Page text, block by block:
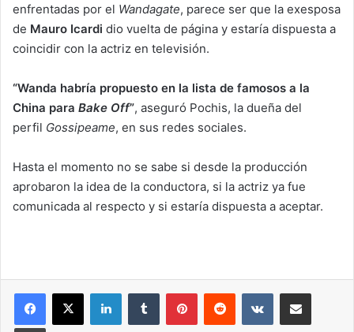
enfrentadas por el Wandagate, parece ser que la exesposa
de Mauro Icardi dio vuelta de página y estaría dispuesta a
coincidir con la actriz en televisión.
“Wanda habría propuesto en la lista de famosos a la
China para Bake Off”, aseguró Pochis, la dueña del
perfil Gossipeame, en sus redes sociales.
Hasta el momento no se sabe si desde la producción
aprobaron la idea de la conductora, si la actriz ya fue
comunicada al respecto y si estaría dispuesta a aceptar.